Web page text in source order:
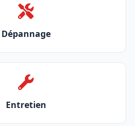
Dépannage
Entretien